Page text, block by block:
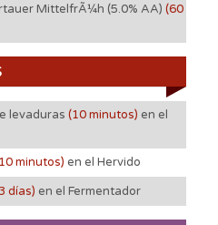
MittelfrÃ¼h (5.0% AA) (60
levaduras (10 minutos) en el
minutos) en el Hervido
días) en el Fermentador